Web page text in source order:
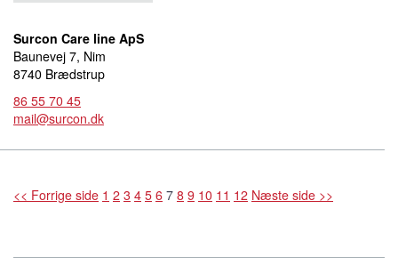
Surcon Care line ApS
Baunevej 7, Nim
8740 Brædstrup
86 55 70 45
mail@surcon.dk
<< Forrige side 1 2 3 4 5 6 7 8 9 10 11 12 Næste side >>